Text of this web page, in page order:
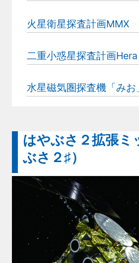
火星衛星探査計画MMX
二重小惑星探査計画Hera
水星磁気圏探査機「みお
はやぶさ２拡張ミ
ぶさ２♯）